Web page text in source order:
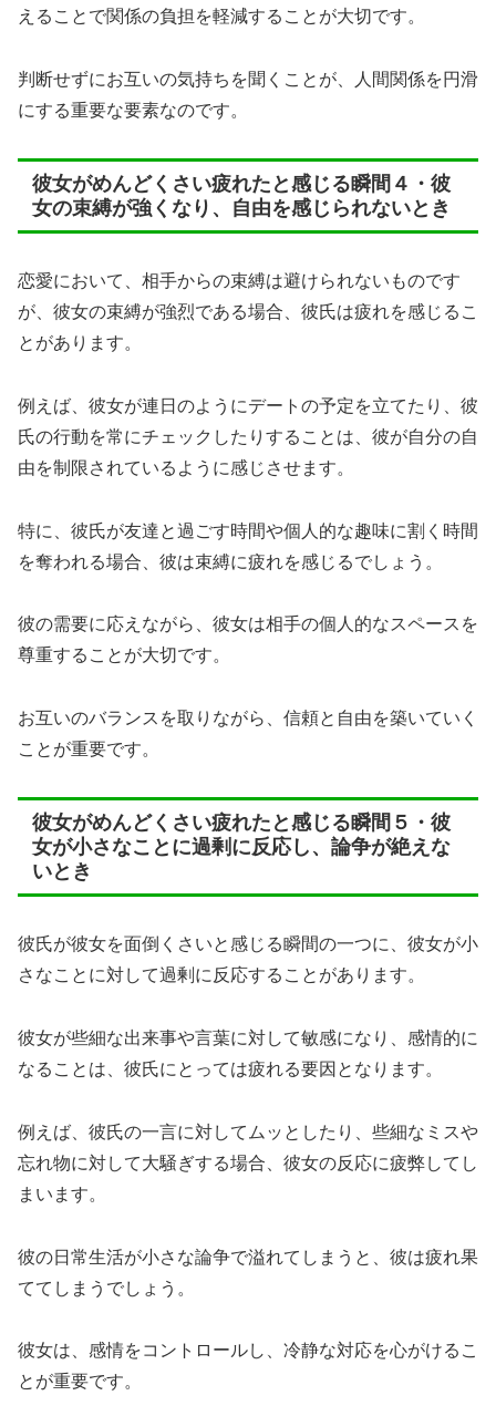
えることで関係の負担を軽減することが大切です。
判断せずにお互いの気持ちを聞くことが、人間関係を円滑
にする重要な要素なのです。
彼女がめんどくさい疲れたと感じる瞬間４・彼
女の束縛が強くなり、自由を感じられないとき
恋愛において、相手からの束縛は避けられないものです
が、彼女の束縛が強烈である場合、彼氏は疲れを感じるこ
とがあります。
例えば、彼女が連日のようにデートの予定を立てたり、彼
氏の行動を常にチェックしたりすることは、彼が自分の自
由を制限されているように感じさせます。
特に、彼氏が友達と過ごす時間や個人的な趣味に割く時間
を奪われる場合、彼は束縛に疲れを感じるでしょう。
彼の需要に応えながら、彼女は相手の個人的なスペースを
尊重することが大切です。
お互いのバランスを取りながら、信頼と自由を築いていく
ことが重要です。
彼女がめんどくさい疲れたと感じる瞬間５・彼
女が小さなことに過剰に反応し、論争が絶えな
いとき
彼氏が彼女を面倒くさいと感じる瞬間の一つに、彼女が小
さなことに対して過剰に反応することがあります。
彼女が些細な出来事や言葉に対して敏感になり、感情的に
なることは、彼氏にとっては疲れる要因となります。
例えば、彼氏の一言に対してムッとしたり、些細なミスや
忘れ物に対して大騒ぎする場合、彼女の反応に疲弊してし
まいます。
彼の日常生活が小さな論争で溢れてしまうと、彼は疲れ果
ててしまうでしょう。
彼女は、感情をコントロールし、冷静な対応を心がけるこ
とが重要です。